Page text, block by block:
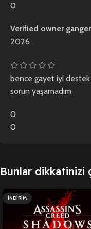
0
Verified owner ganger
2026
bence gayet iyi destek
sorun yaşamadım
0
0
Bunlar dikkatinizi
İNDIRIM